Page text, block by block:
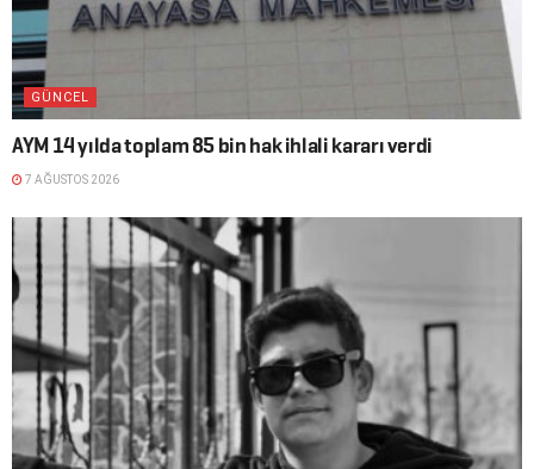
GÜNCEL
AYM 14 yılda toplam 85 bin hak ihlali kararı verdi
7 AĞUSTOS 2026